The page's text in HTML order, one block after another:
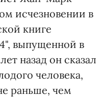
исчезновении в
книге
выпущенной в
назад он сказал
человека,
раньше, чем